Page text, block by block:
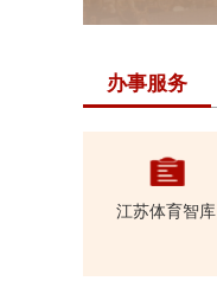
办事服务
江苏体育智库